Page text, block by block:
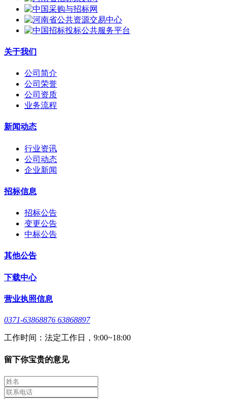
关于我们
公司简介
公司荣誉
公司资质
业务流程
新闻动态
行业资讯
公司动态
企业新闻
招标信息
招标公告
变更公告
中标公告
其他公告
下载中心
营业执照信息
0371-63868876 63868897
工作时间：法定工作日，9:00~18:00
留下你宝贵的意见